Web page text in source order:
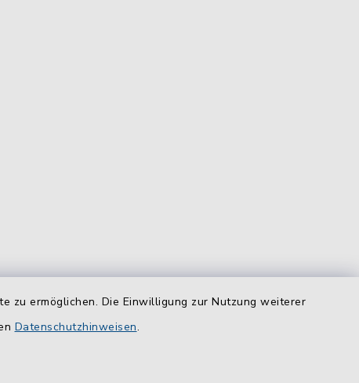
zu ermöglichen. Die Einwilligung zur Nutzung weiterer
Datenschutzhinweisen.